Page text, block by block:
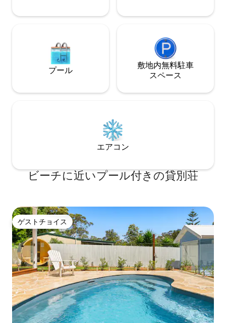
プール
敷地内無料駐⁠車
ス⁠ペ⁠ー⁠ス
エアコン
ビーチに近いプール付きの貸別荘
ゲストチョイス
ゲストチョイス